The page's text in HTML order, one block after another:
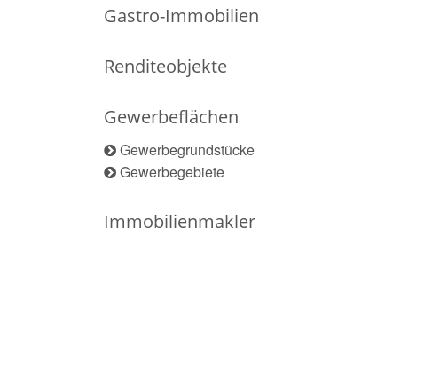
Gastro-Immobilien
Renditeobjekte
Gewerbeflächen
Gewerbegrundstücke
Gewerbegebiete
Immobilienmakler